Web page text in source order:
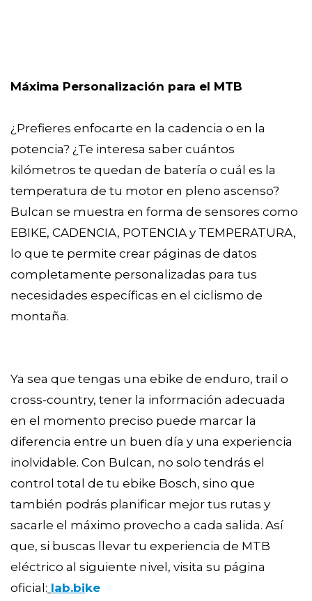
Máxima Personalización para el MTB
¿Prefieres enfocarte en la cadencia o en la
potencia? ¿Te interesa saber cuántos
kilómetros te quedan de batería o cuál es la
temperatura de tu motor en pleno ascenso?
Bulcan se muestra en forma de sensores como
EBIKE, CADENCIA, POTENCIA y TEMPERATURA,
lo que te permite crear páginas de datos
completamente personalizadas para tus
necesidades específicas en el ciclismo de
montaña.
Ya sea que tengas una ebike de enduro, trail o
cross-country, tener la información adecuada
en el momento preciso puede marcar la
diferencia entre un buen día y una experiencia
inolvidable. Con Bulcan, no solo tendrás el
control total de tu ebike Bosch, sino que
también podrás planificar mejor tus rutas y
sacarle el máximo provecho a cada salida. Así
que, si buscas llevar tu experiencia de MTB
eléctrico al siguiente nivel, visita su página
oficial: lab.bike